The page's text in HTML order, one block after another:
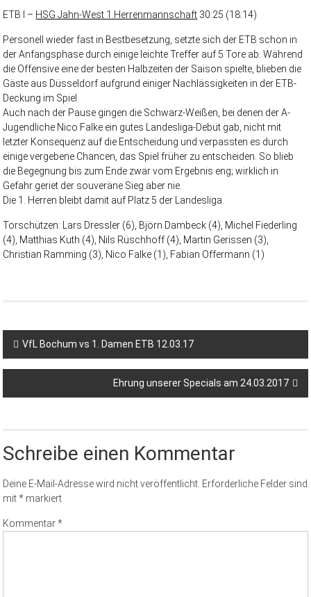
ETB I – HSG Jahn-West 1.Herrenmannschaft 30:25 (18:14)
Personell wieder fast in Bestbesetzung, setzte sich der ETB schon in
der Anfangsphase durch einige leichte Treffer auf 5 Tore ab. Während
die Offensive eine der besten Halbzeiten der Saison spielte, blieben die
Gäste aus Düsseldorf aufgrund einiger Nachlässigkeiten in der ETB-
Deckung im Spiel.
Auch nach der Pause gingen die Schwarz-Weißen, bei denen der A-
Jugendliche Nico Falke ein gutes Landesliga-Debüt gab, nicht mit
letzter Konsequenz auf die Entscheidung und verpassten es durch
einige vergebene Chancen, das Spiel früher zu entscheiden. So blieb
die Begegnung bis zum Ende zwar vom Ergebnis eng; wirklich in
Gefahr geriet der souveräne Sieg aber nie.
Die 1. Herren bleibt damit auf Platz 5 der Landesliga.
Torschützen: Lars Dressler (6), Björn Dambeck (4), Michel Fiederling
(4), Matthias Kuth (4), Nils Rüschhoff (4), Martin Gerissen (3),
Christian Ramming (3), Nico Falke (1), Fabian Offermann (1)
VfL Bochum vs 1. Damen ETB 12.03.17
Ehrung unserer Specials am 24.03.2017
Schreibe einen Kommentar
Deine E-Mail-Adresse wird nicht veröffentlicht. Erforderliche Felder sind
mit* markiert
Kommentar*